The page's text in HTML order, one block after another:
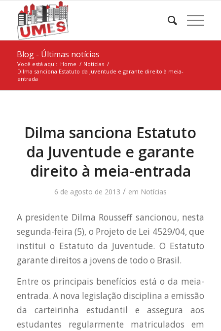
Blog - Últimas notícias
Você está aqui: Home / Notícias /
Dilma sanciona Estatuto da Juventude e garante direito à meia-
entrada
Dilma sanciona Estatuto
da Juventude e garante
direito à meia-entrada
6 de agosto de 2013 / em Notícias
A presidente Dilma Rousseff sancionou, nesta
segunda-feira (5), o Projeto de Lei 4529/04, que
institui o Estatuto da Juventude. O Estatuto
garante direitos a jovens de todo o Brasil.
Entre os principais benefícios está o da meia-
entrada. A nova legislação disciplina a emissão
da carteirinha estudantil e assegura aos
estudantes regularmente matriculados em